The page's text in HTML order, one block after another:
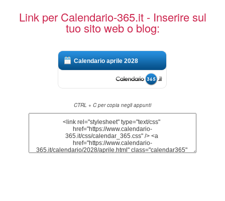
Link per Calendario-365.it - Inserire sul
tuo sito web o blog:
Calendario aprile 2028
CTRL + C per copia negli appunti